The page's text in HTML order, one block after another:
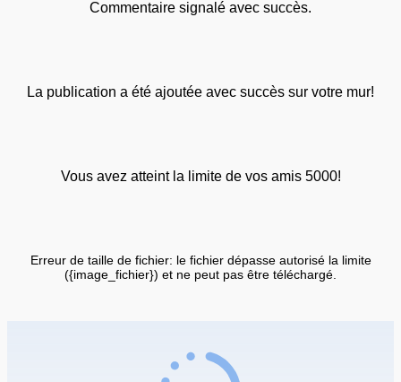
Commentaire signalé avec succès.
La publication a été ajoutée avec succès sur votre mur!
Vous avez atteint la limite de vos amis 5000!
Erreur de taille de fichier: le fichier dépasse autorisé la limite
({image_fichier}) et ne peut pas être téléchargé.